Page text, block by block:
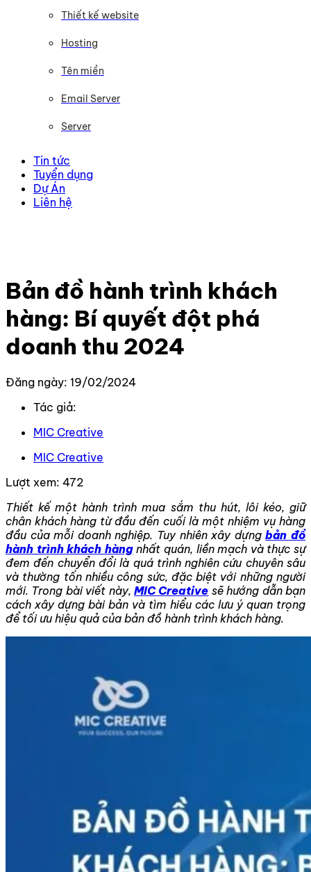
Thiết kế website
Hosting
Tên miền
Email Server
Server
Tin tức
Tuyển dụng
Dự Án
Liên hệ
Bản đồ hành trình khách
hàng: Bí quyết đột phá
doanh thu 2024
Đăng ngày: 19/02/2024
Tác giả:
MIC Creative
MIC Creative
Lượt xem: 472
Thiết kế một hành trình mua sắm thu hút, lôi kéo, giữ
chân khách hàng từ đầu đến cuối là một nhiệm vụ hàng
đầu của mỗi doanh nghiệp. Tuy nhiên xây dựng bản đồ
hành trình khách hàngnhất quán, liền mạch và thực sự
đem đến chuyển đổi là quá trình nghiên cứu chuyên sâu
và thường tốn nhiều công sức, đặc biệt với những người
mới. Trong bài viết này, MIC Creative sẽ hướng dẫn bạn
cách xây dựng bài bản và tìm hiểu các lưu ý quan trọng
để tối ưu hiệu quả của bản đồ hành trình khách hàng.